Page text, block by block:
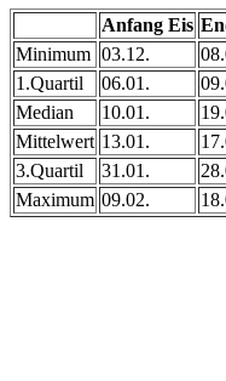
Anfang Eis
Minimum 03.12.
1.Quartil
06.01.
Median
10.01.
Mittelwert 13.01.
3.Quartil
31.01.
Maximum 09.02.